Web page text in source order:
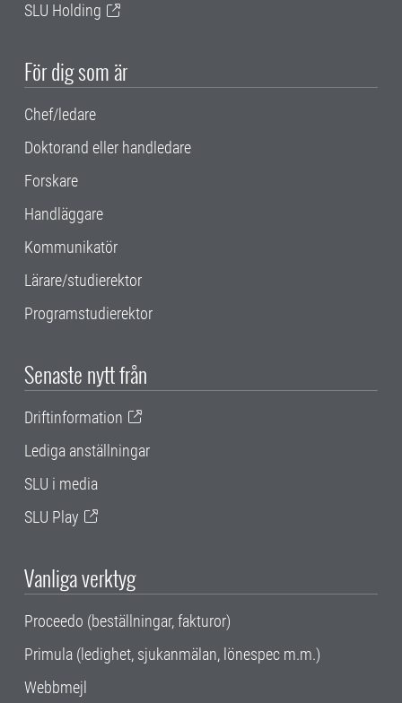
SLU Holding
För dig som är
Chef/ledare
Doktorand eller handledare
Forskare
Handläggare
Kommunikatör
Lärare/studierektor
Programstudierektor
Senaste nytt från
Driftinformation
Lediga anställningar
SLU i media
SLU Play
Vanliga verktyg
Proceedo (beställningar, fakturor)
Primula (ledighet, sjukanmälan, lönespec m.m.)
Webbmejl